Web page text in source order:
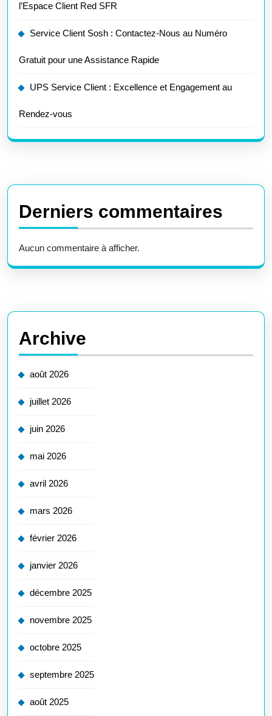
l’Espace Client Red SFR
Service Client Sosh : Contactez-Nous au Numéro
Gratuit pour une Assistance Rapide
UPS Service Client : Excellence et Engagement au
Rendez-vous
Derniers commentaires
Aucun commentaire à afficher.
Archive
août 2026
juillet 2026
juin 2026
mai 2026
avril 2026
mars 2026
février 2026
janvier 2026
décembre 2025
novembre 2025
octobre 2025
septembre 2025
août 2025